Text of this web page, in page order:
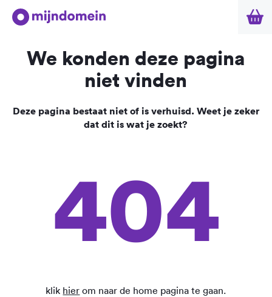
We konden deze pagina
niet vinden
Deze pagina bestaat niet of is verhuisd. Weet je zeker
dat dit is wat je zoekt?
404
klik hier om naar de home pagina te gaan.